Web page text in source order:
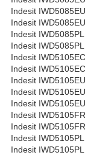
Indesit
Indesit
Indesit IWD5085PL
Indesit
Indesit
Indesit
Indesit IWD5105EU
Indesit
Indesit
Indesit IWD5105FR
Indesit
Indesit IWD5105PL
Indesit